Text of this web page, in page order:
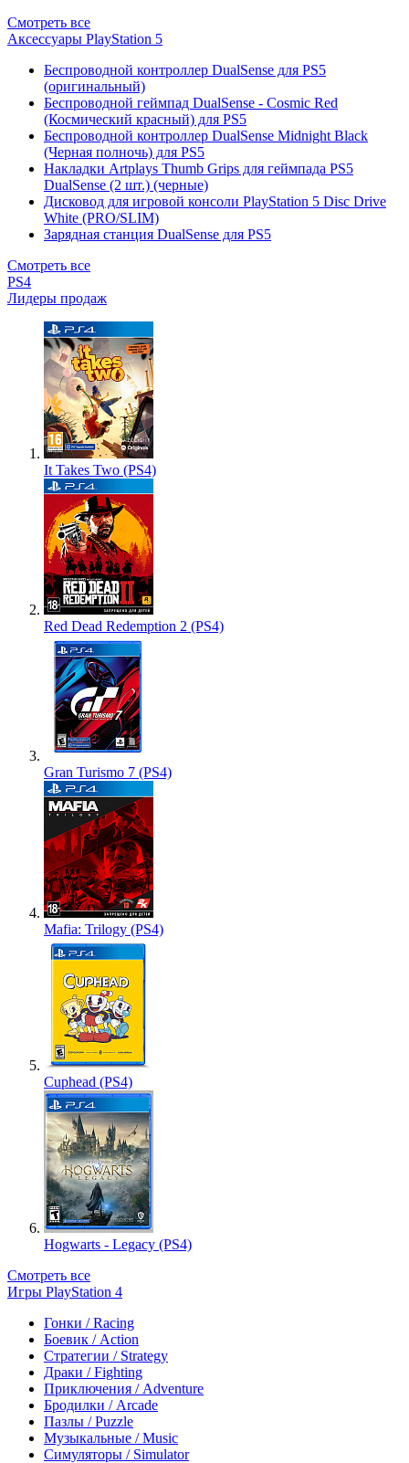
Смотреть все
Аксессуары PlayStation 5
Беспроводной контроллер DualSense для PS5
(оригинальный)
Беспроводной геймпад DualSense - Cosmic Red
(Космический красный) для PS5
Беспроводной контроллер DualSense Midnight Black
(Черная полночь) для PS5
Накладки Artplays Thumb Grips для геймпада PS5
DualSense (2 шт.) (черные)
Дисковод для игровой консоли PlayStation 5 Disc Drive
White (PRO/SLIM)
Зарядная станция DualSense для PS5
Смотреть все
PS4
Лидеры продаж
It Takes Two (PS4)
Red Dead Redemption 2 (PS4)
Gran Turismo 7 (PS4)
Mafia: Trilogy (PS4)
Cuphead (PS4)
Hogwarts - Legacy (PS4)
Смотреть все
Игры PlayStation 4
Гонки / Racing
Боевик / Action
Стратегии / Strategy
Драки / Fighting
Приключения / Adventure
Бродилки / Arcade
Пазлы / Puzzle
Музыкальные / Music
Симуляторы / Simulator